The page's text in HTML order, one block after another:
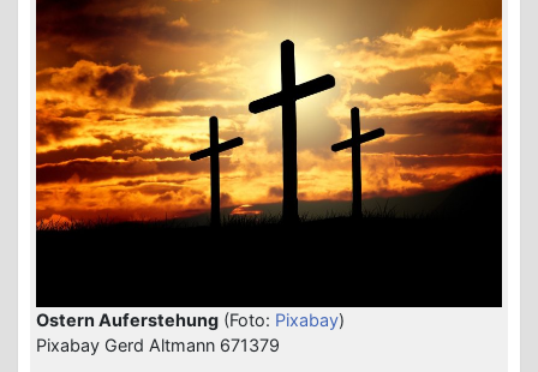
Ostern Auferstehung (Foto: Pixabay)
Pixabay Gerd Altmann 671379